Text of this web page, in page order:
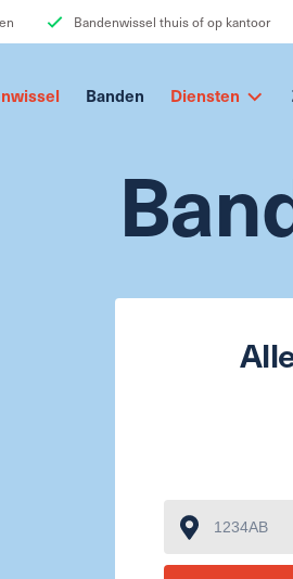
Bandenwissel thuis of op kantoor
Banden Diensten